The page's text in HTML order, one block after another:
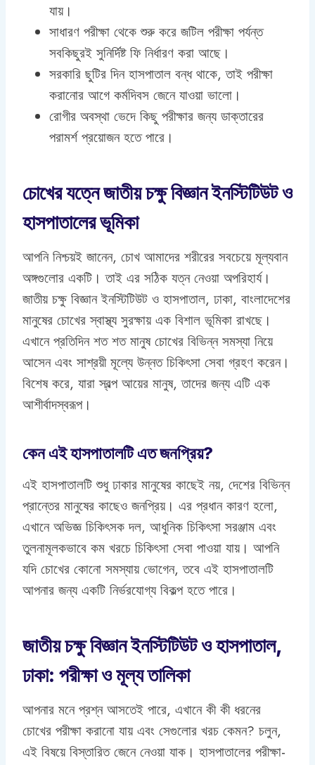
যায়।
সাধারণ পরীক্ষা থেকে শুরু করে জটিল পরীক্ষা পর্যন্ত
সবকিছুরই সুনির্দিষ্ট ফি নির্ধারণ করা আছে।
সরকারি ছুটির দিন হাসপাতাল বন্ধ থাকে, তাই পরীক্ষা
করানোর আগে কর্মদিবস জেনে যাওয়া ভালো।
রোগীর অবস্থা ভেদে কিছু পরীক্ষার জন্য ডাক্তারের
পরামর্শ প্রয়োজন হতে পারে।
চোখের যত্নে জাতীয় চক্ষু বিজ্ঞান ইনস্টিটিউট ও
হাসপাতালের ভূমিকা
আপনি নিশ্চয়ই জানেন, চোখ আমাদের শরীরের সবচেয়ে মূল্যবান
অঙ্গগুলোর একটি। তাই এর সঠিক যত্ন নেওয়া অপরিহার্য।
জাতীয় চক্ষু বিজ্ঞান ইনস্টিটিউট ও হাসপাতাল, ঢাকা, বাংলাদেশের
মানুষের চোখের স্বাস্থ্য সুরক্ষায় এক বিশাল ভূমিকা রাখছে।
এখানে প্রতিদিন শত শত মানুষ চোখের বিভিন্ন সমস্যা নিয়ে
আসেন এবং সাশ্রয়ী মূল্যে উন্নত চিকিৎসা সেবা গ্রহণ করেন।
বিশেষ করে, যারা স্বল্প আয়ের মানুষ, তাদের জন্য এটি এক
আশীর্বাদস্বরূপ।
কেন এই হাসপাতালটি এত জনপ্রিয়?
এই হাসপাতালটি শুধু ঢাকার মানুষের কাছেই নয়, দেশের বিভিন্ন
প্রান্তের মানুষের কাছেও জনপ্রিয়। এর প্রধান কারণ হলো,
এখানে অভিজ্ঞ চিকিৎসক দল, আধুনিক চিকিৎসা সরঞ্জাম এবং
তুলনামূলকভাবে কম খরচে চিকিৎসা সেবা পাওয়া যায়। আপনি
যদি চোখের কোনো সমস্যায় ভোগেন, তবে এই হাসপাতালটি
আপনার জন্য একটি নির্ভরযোগ্য বিকল্প হতে পারে।
জাতীয় চক্ষু বিজ্ঞান ইনস্টিটিউট ও হাসপাতাল,
ঢাকা: পরীক্ষা ও মূল্য তালিকা
আপনার মনে প্রশ্ন আসতেই পারে, এখানে কী কী ধরনের
চোখের পরীক্ষা করানো যায় এবং সেগুলোর খরচ কেমন? চলুন,
এই বিষয়ে বিস্তারিত জেনে নেওয়া যাক। হাসপাতালের পরীক্ষা-